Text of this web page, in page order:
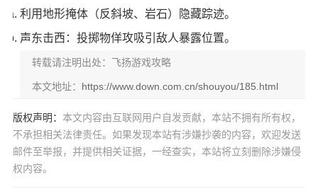
利用地形掩体（反斜坡、岩石）隐藏踪迹。
声东击西：投掷物佯攻吸引敌人暴露位置。
转载请注明出处：飞扬游戏攻略
本文地址： https://www.down.com.cn/shouyou/185.html
版权声明： 本文内容由互联网用户自发贡献，本站不拥有所有权，
不承担相关法律责任。如果发现本站有涉嫌抄袭的内容，欢迎发送
邮件至举报，并提供相关证据，一经查实，本站将立刻删除涉嫌侵
权内容。